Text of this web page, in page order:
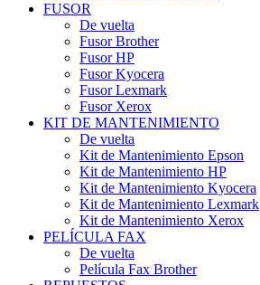
FUSOR
De vuelta
Fusor Brother
Fusor HP
Fusor Kyocera
Fusor Lexmark
Fusor Xerox
KIT DE MANTENIMIENTO
De vuelta
Kit de Mantenimiento Epson
Kit de Mantenimiento HP
Kit de Mantenimiento Kyocera
Kit de Mantenimiento Lexmark
Kit de Mantenimiento Xerox
PELÍCULA FAX
De vuelta
Película Fax Brother